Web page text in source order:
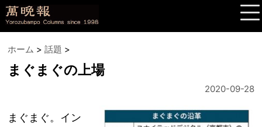
ホーム > 話題 >
まぐまぐの上場
2020-09-28
まぐまぐ。イン